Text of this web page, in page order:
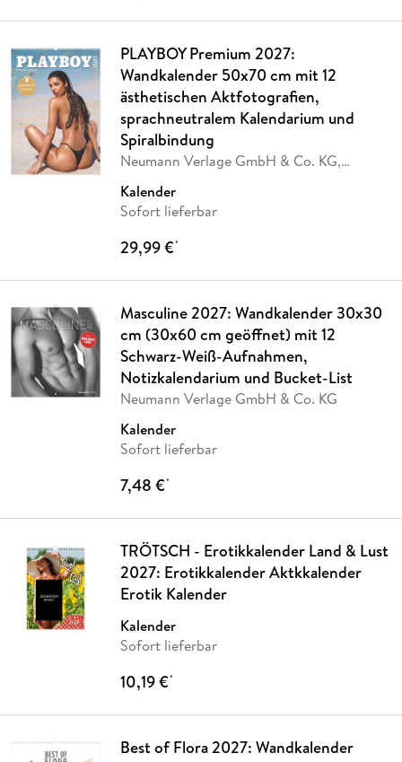
PLAYBOY Premium 2027:
Wandkalender 50x70 cm mit 12
ästhetischen Aktfotografien,
sprachneutralem Kalendarium und
Spiralbindung
Neumann Verlage GmbH & Co. KG,
Kalender
Sofort lieferbar
29,99 €*
Masculine 2027: Wandkalender 30x30
cm (30x60 cm geöffnet) mit 12
Schwarz-Weiß-Aufnahmen,
Notizkalendarium und Bucket-List
Neumann Verlage GmbH & Co. KG
Kalender
Sofort lieferbar
7,48 €*
TRÖTSCH - Erotikkalender Land & Lust
2027: Erotikkalender Aktkkalender
Erotik Kalender
Kalender
Sofort lieferbar
10,19 €*
Best of Flora 2027: Wandkalender